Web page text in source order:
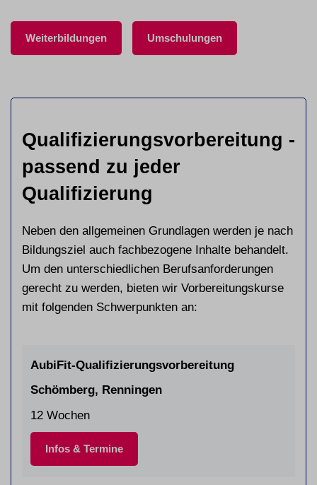
Weiterbildungen Umschulungen
Qualifizierungsvorbereitung -
passend zu jeder
Qualifizierung
Neben den allgemeinen Grundlagen werden je nach
Bildungsziel auch fachbezogene Inhalte behandelt.
Um den unterschiedlichen Berufsanforderungen
gerecht zu werden, bieten wir Vorbereitungskurse
mit folgenden Schwerpunkten an:
AubiFit-Qualifizierungsvorbereitung
Schömberg, Renningen
12 Wochen
Infos & Termine